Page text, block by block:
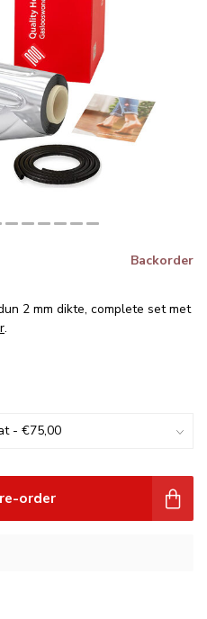
Backorder
2 mm dikte, complete set met
.
order